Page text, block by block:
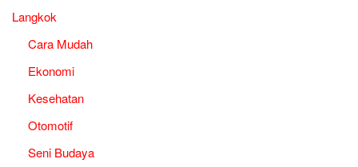
Langkok
Cara Mudah
Ekonomi
Kesehatan
Otomotif
Seni Budaya